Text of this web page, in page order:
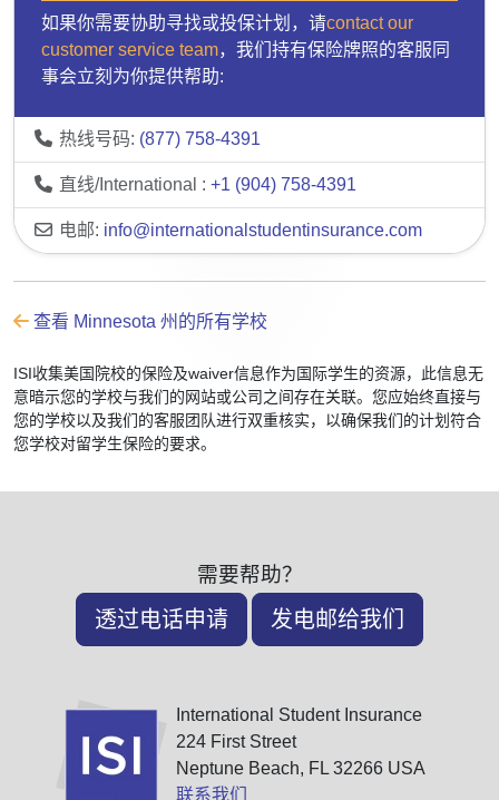
如果你需要协助寻找或投保计划，请contact our
customer service team，我们持有保险牌照的客服同
事会立刻为你提供帮助:
热线号码: (877) 758-4391
直线/International : +1 (904) 758-4391
电邮: info@internationalstudentinsurance.com
查看 Minnesota 州的所有学校
ISI收集美国院校的保险及waiver信息作为国际学生的资源，此信息无
意暗示您的学校与我们的网站或公司之间存在关联。您应始终直接与
您的学校以及我们的客服团队进行双重核实，以确保我们的计划符合
您学校对留学生保险的要求。
需要帮助？
透过电话申请 发电邮给我们
International Student Insurance
224 First Street
Neptune Beach, FL 32266 USA
联系我们